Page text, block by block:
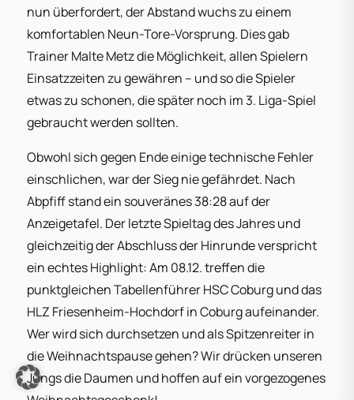
nun überfordert, der Abstand wuchs zu einem
komfortablen Neun-Tore-Vorsprung. Dies gab
Trainer Malte Metz die Möglichkeit, allen Spielern
Einsatzzeiten zu gewähren – und so die Spieler
etwas zu schonen, die später noch im 3. Liga-Spiel
gebraucht werden sollten.
Obwohl sich gegen Ende einige technische Fehler
einschlichen, war der Sieg nie gefährdet. Nach
Abpfiff stand ein souveränes 38:28 auf der
Anzeigetafel. Der letzte Spieltag des Jahres und
gleichzeitig der Abschluss der Hinrunde verspricht
ein echtes Highlight: Am 08.12. treffen die
punktgleichen Tabellenführer HSC Coburg und das
HLZ Friesenheim-Hochdorf in Coburg aufeinander.
Wer wird sich durchsetzen und als Spitzenreiter in
die Weihnachtspause gehen? Wir drücken unseren
Jungs die Daumen und hoffen auf ein vorgezogenes